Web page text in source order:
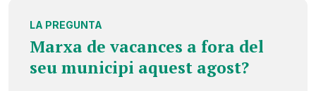
LA PREGUNTA
Marxa de vacances a fora del
seu municipi aquest agost?